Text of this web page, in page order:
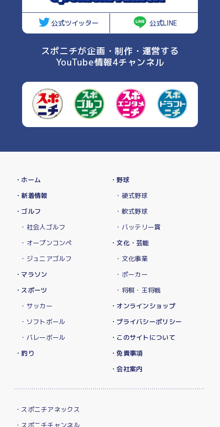
公式ツイッター 公式LINE
スポニチが企画・制作・運営する
YouTube情報4チャンネル
・ホーム
・新着情報
・ゴルフ
・社会人ゴルフ
・オープンコンペ
・ジュニアゴルフ
・マラソン
・スポーツ
・サッカー
・ソフトボール
・バレーボール
・釣り
・野球
・硬式野球
・軟式野球
・バッテリー賞
・文化・芸能
・文化事業
・ポーカー
・将棋・王将戦
・オンラインショップ
・プライバシーポリシー
・このサイトについて
・免責事項
・会社案内
・スポニチアネックス
・スポニチチャンネル